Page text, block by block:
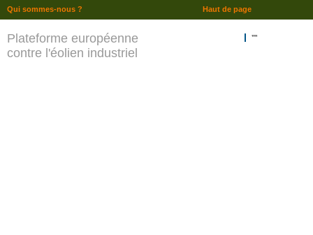
Plateforme européenne
contre l'éolien industriel
""
Haut de page
Qui sommes-nous ?